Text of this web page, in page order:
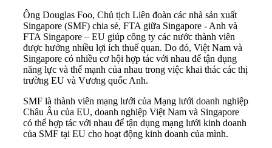
Ông Douglas Foo, Chủ tịch Liên đoàn các nhà sản xuất
Singapore (SMF) chia sẻ, FTA giữa Singapore - Anh và
FTA Singapore – EU giúp công ty các nước thành viên
được hưởng nhiều lợi ích thuế quan. Do đó, Việt Nam và
Singapore có nhiều cơ hội hợp tác với nhau để tận dụng
năng lực và thế mạnh của nhau trong việc khai thác các thị
trường EU và Vương quốc Anh.
SMF là thành viên mạng lưới của Mạng lưới doanh nghiệp
Châu Âu của EU, doanh nghiệp Việt Nam và Singapore
có thể hợp tác với nhau để tận dụng mạng lưới kinh doanh
của SMF tại EU cho hoạt động kinh doanh của mình.